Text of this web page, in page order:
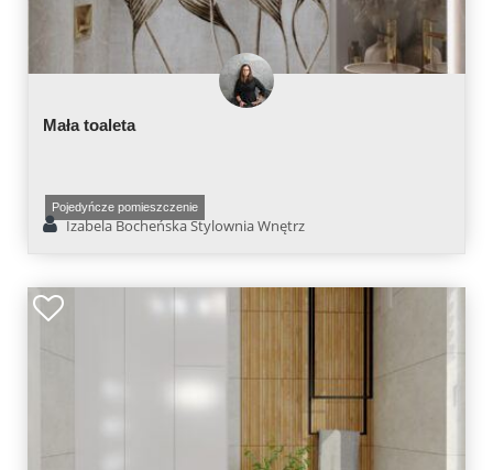
Mała toaleta
Pojedyńcze pomieszczenie
Izabela Bocheńska Stylownia Wnętrz